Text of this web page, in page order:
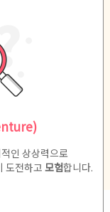
인 상상력으로
도전하고 모험합니다.